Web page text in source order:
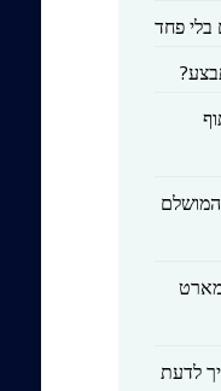
בלי פחד
לדעת